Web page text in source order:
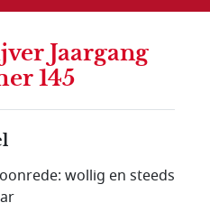
Jaargang
145
wollig en steeds